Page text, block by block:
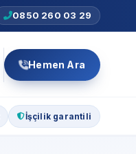
0850 260 03 29
Hemen Ara
İşçilik garantili